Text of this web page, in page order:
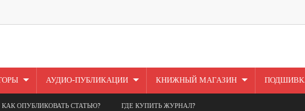
АУДИО-ПУБЛИКАЦИИ КНИЖНЫЙ МАГАЗИН
КАК ОПУБЛИКОВАТЬ СТАТЬЮ? ГДЕ КУПИТЬ ЖУРНАЛ?